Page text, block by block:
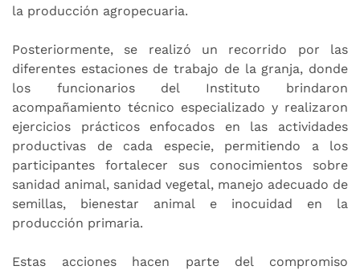
la producción agropecuaria.
Posteriormente, se realizó un recorrido por las
diferentes estaciones de trabajo de la granja, donde
los funcionarios del Instituto brindaron
acompañamiento técnico especializado y realizaron
ejercicios prácticos enfocados en las actividades
productivas de cada especie, permitiendo a los
participantes fortalecer sus conocimientos sobre
sanidad animal, sanidad vegetal, manejo adecuado de
semillas, bienestar animal e inocuidad en la
producción primaria.
Estas acciones hacen parte del compromiso